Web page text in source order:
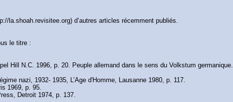
la.shoah.revisitee.org) d’autres articles récemment publiés.
le titre :
Hill N.C. 1996, p. 20. Peuple allemand dans le sens du Volkstum germanique.
nazi, 1932- 1935, L’Age d'Homme, Lausanne 1980, p. 117.
1969, p. 95.
Detroit 1974, p. 137.